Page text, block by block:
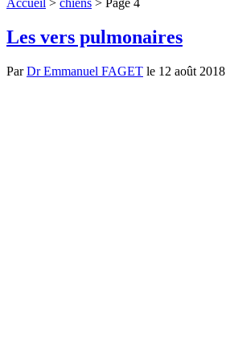
Les vers pulmonaires
ParDr Emmanuel FAGET le 12 août 2018